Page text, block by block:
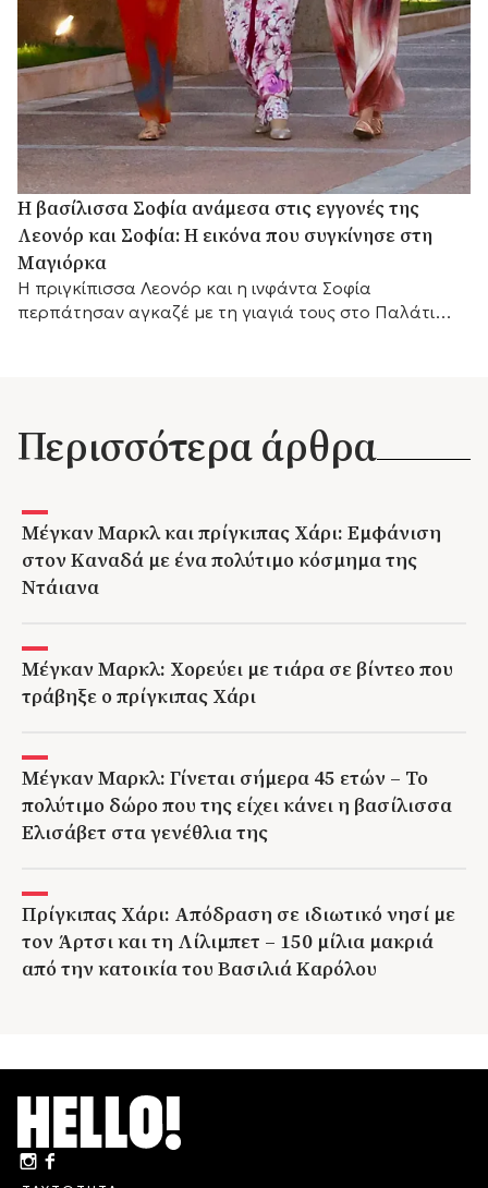
Η βασίλισσα Σοφία ανάμεσα στις εγγονές της
Λεονόρ και Σοφία: Η εικόνα που συγκίνησε στη
Μαγιόρκα
Η πριγκίπισσα Λεονόρ και η ινφάντα Σοφία
περπάτησαν αγκαζέ με τη γιαγιά τους στο Παλάτι
Περισσότερα άρθρα
Μέγκαν Μαρκλ και πρίγκιπας Χάρι: Εμφάνιση
στον Καναδά με ένα πολύτιμο κόσμημα της
Ντάιανα
Μέγκαν Μαρκλ: Χορεύει με τιάρα σε βίντεο που
τράβηξε ο πρίγκιπας Χάρι
Μέγκαν Μαρκλ: Γίνεται σήμερα 45 ετών – Το
πολύτιμο δώρο που της είχει κάνει η βασίλισσα
Ελισάβετ στα γενέθλια της
Πρίγκιπας Χάρι: Απόδραση σε ιδιωτικό νησί με
τον Άρτσι και τη Λίλιμπετ – 150 μίλια μακριά
από την κατοικία του Βασιλιά Καρόλου